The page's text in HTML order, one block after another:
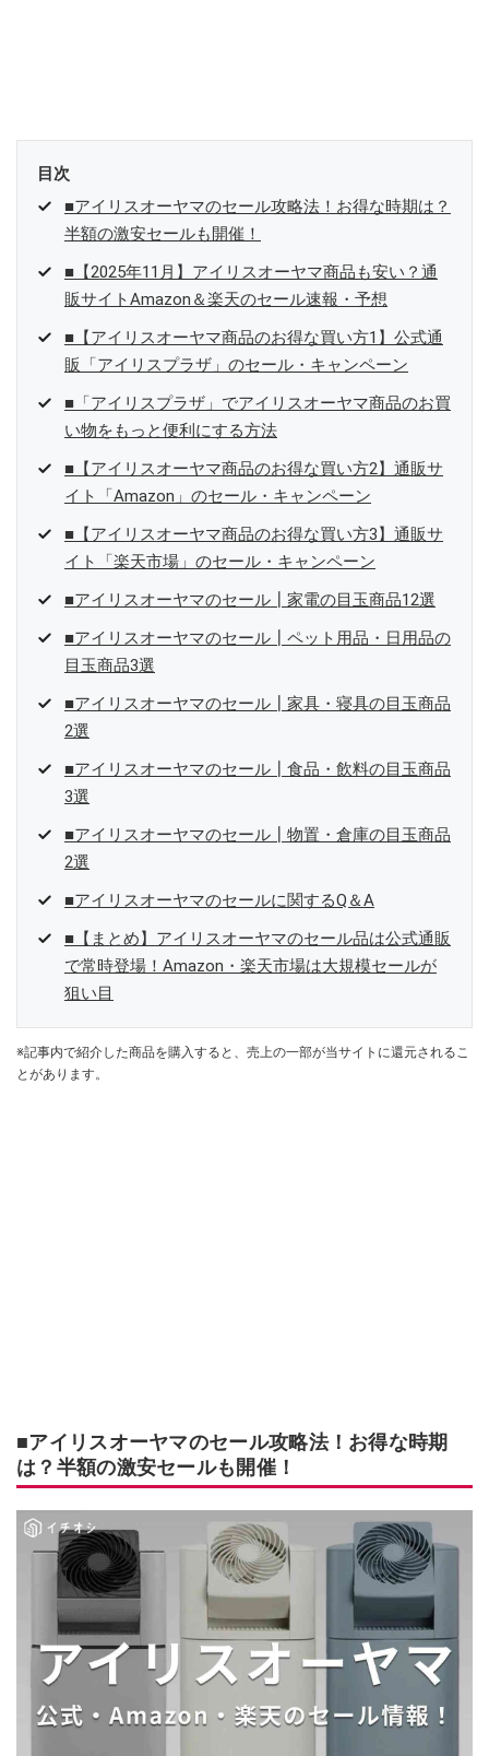
目次
■アイリスオーヤマのセール攻略法！お得な時期は？
半額の激安セールも開催！
■【2025年11月】アイリスオーヤマ商品も安い？通
販サイトAmazon＆楽天のセール速報・予想
■【アイリスオーヤマ商品のお得な買い方1】公式通
販「アイリスプラザ」のセール・キャンペーン
■「アイリスプラザ」でアイリスオーヤマ商品のお買
い物をもっと便利にする方法
■【アイリスオーヤマ商品のお得な買い方2】通販サ
イト「Amazon」のセール・キャンペーン
■【アイリスオーヤマ商品のお得な買い方3】通販サ
イト「楽天市場」のセール・キャンペーン
■アイリスオーヤマのセール┃家電の目玉商品12選
■アイリスオーヤマのセール┃ペット用品・日用品の
目玉商品3選
■アイリスオーヤマのセール┃家具・寝具の目玉商品
2選
■アイリスオーヤマのセール┃食品・飲料の目玉商品
3選
■アイリスオーヤマのセール┃物置・倉庫の目玉商品
2選
■アイリスオーヤマのセールに関するQ＆A
■【まとめ】アイリスオーヤマのセール品は公式通販
で常時登場！Amazon・楽天市場は大規模セールが
狙い目
※記事内で紹介した商品を購入すると、売上の一部が当サイトに還元されるこ
とがあります。
■アイリスオーヤマのセール攻略法！お得な時期
は？半額の激安セールも開催！